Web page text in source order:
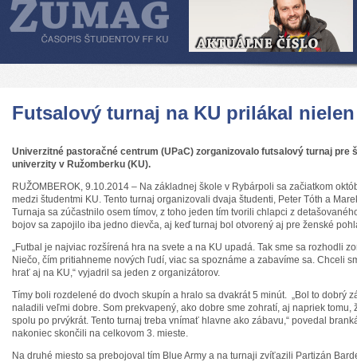
Futsalový turnaj na KU prilákal
Univerzitné pastoračné centrum (UPaC) zorganizovalo futsalový turnaj pre
univerzity v Ružomberku (KU).
RUŽOMBEROK, 9.10.2014 – Na základnej škole v Rybárpoli sa začiatkom
medzi študentmi KU. Tento turnaj organizovali dvaja študenti, Peter Tóth a
Turnaja sa zúčastnilo osem tímov, z toho jeden tím tvorili chlapci z
bojov sa zapojilo iba jedno dievča, aj keď turnaj bol otvorený aj pre ženské
„Futbal je najviac rozšírená hra na svete a na KU upadá. Tak sme sa rozhodli
Niečo, čím pritiahneme nových ľudí, viac sa spoznáme a zabavíme sa. Chceli
hrať aj na KU,“ vyjadril sa jeden z organizátorov.
Tímy boli rozdelené do dvoch skupín a hralo sa dvakrát 5 minút. „Bol to dobrý
naladili veľmi dobre. Som prekvapený, ako dobre sme zohratí, aj napriek tomu,
spolu po prvýkrát. Tento turnaj treba vnímať hlavne ako zábavu,“ povedal
nakoniec skončili na celkovom 3. mieste.
Na druhé miesto sa prebojoval tím Blue Army a na turnaji zvíťazili Partizán